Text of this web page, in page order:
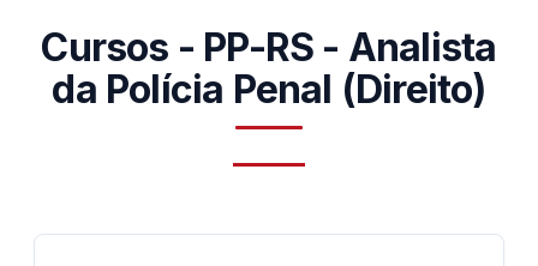
Cursos - PP-RS - Analista
da Polícia Penal (Direito)